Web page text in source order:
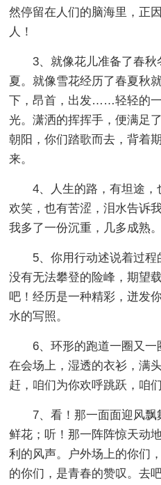
然停留在人们的脑海里，正
人！
3、就像花儿准备了春
夏。就像雪花经历了春夏秋
下，昂首，出发……轻轻的
光。潇洒的挥挥手，便满足
朝阳，你们踏歌而去，背着
来。
4、人生的路，有坦途
欢笑，也有苦涩，泪水告诉
我多了一份沉重，几多成熟
5、你用行动述说着过程
没有无法攀登的险峰，期望
吧！经历是一种精彩，迸发
水的写照。
6、环形的跑道一圈又
在会场上，湿透的衣衫，满
赶，咱们为你欢呼跳跃，咱
7、看！那一面面迎风
鲜花；听！那一阵阵惊天动
利的风声。户外场上的你们
的你们，是青春的赞叹。去